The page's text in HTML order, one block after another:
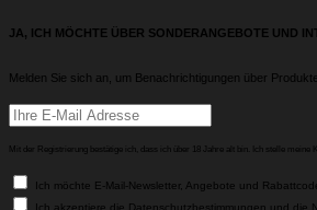
JA, ICH MÖCHTE ÜBER SONDERANGEBOTE UND
Melden Sie sich an, um Benachrichtigungen über
Mit der Registrierung bestätige ich, dass ich über 18 Jahre alt bin. Ich stelle
Ich möchte E-Mail-Newsletter, Angebote und
Ich akzeptiere die Datenschutzbestimmungen und die